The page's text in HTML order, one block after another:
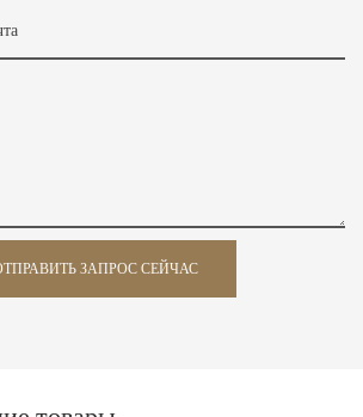
ЗАПРОС СЕЙЧАС